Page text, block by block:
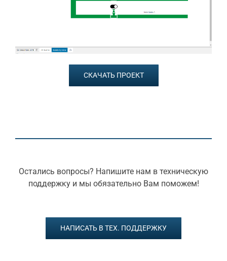
СКАЧАТЬ ПРОЕКТ
Остались вопросы? Напишите нам в техническую
поддержку и мы обязательно Вам поможем!
НАПИСАТЬ В ТЕХ. ПОДДЕРЖКУ